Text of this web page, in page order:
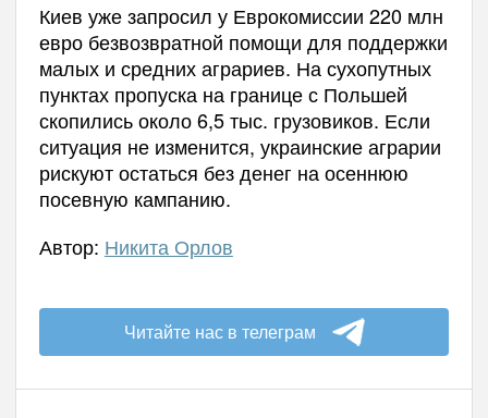
Киев уже запросил у Еврокомиссии 220 млн
евро безвозвратной помощи для поддержки
малых и средних аграриев. На сухопутных
пунктах пропуска на границе с Польшей
скопились около 6,5 тыс. грузовиков. Если
ситуация не изменится, украинские аграрии
рискуют остаться без денег на осеннюю
посевную кампанию.
Автор: Никита Орлов
Читайте нас в телеграм